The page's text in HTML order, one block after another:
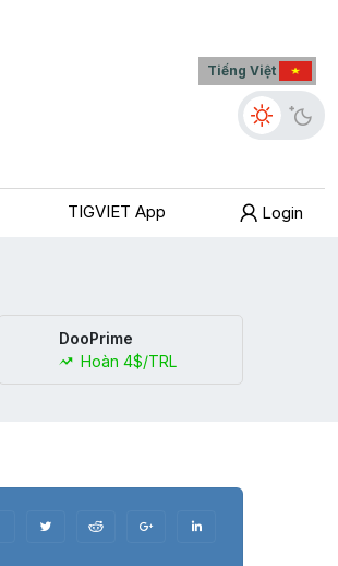
Tiếng Việt
TIGVIET App Login
DooPrime
Hoàn 4$/TRL